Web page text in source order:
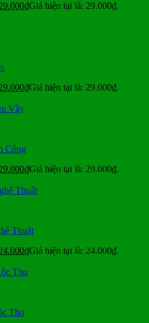
₫Giá hiện tại là: 29.000₫.
₫Giá hiện tại là: 29.000₫.
Công
₫Giá hiện tại là: 29.000₫.
Thuật
₫Giá hiện tại là: 24.000₫.
Thọ